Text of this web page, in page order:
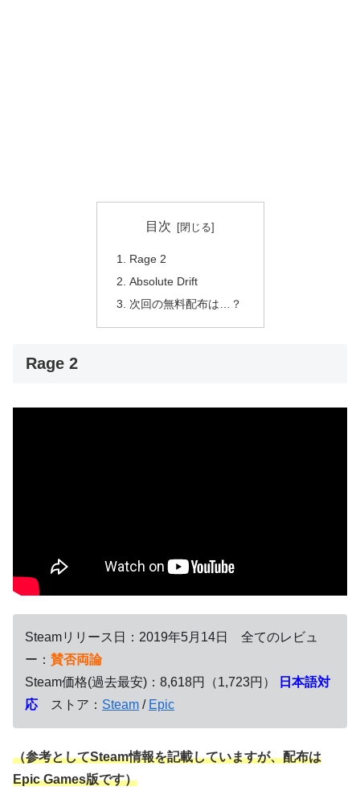
目次
Rage 2
Absolute Drift
次回の無料配布は…？
Rage 2
Steamリリース日：2019年5月14日 全てのレビュ
ー： 賛否両論
Steam価格(過去最安)：8,618円（1,723円）
日本語対
応 ストア： Steam / Epic
（参考としてSteam情報を記載していますが、配布は
Epic Games版です）